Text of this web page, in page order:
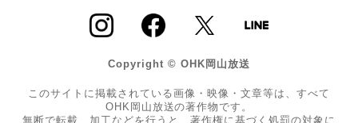
Copyright © OHK岡山放送
このサイトに掲載されている画像・映像・文章等は、すべて
OHK岡山放送の著作物です。
無断で転載、加工などを行うと、著作権に基づく処罰の対象に